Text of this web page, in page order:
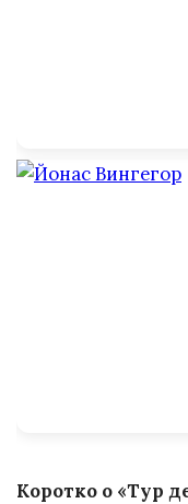
Коротко о «Тур